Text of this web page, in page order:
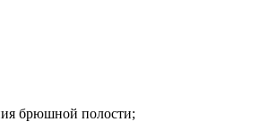
брюшной полости;